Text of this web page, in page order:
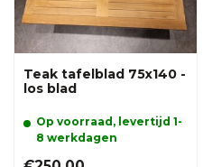
Teak tafelblad 75x140 -
los blad
Op voorraad, levertijd 1-
8 werkdagen